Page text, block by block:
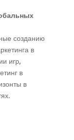
созданию
в
игр,
в
в